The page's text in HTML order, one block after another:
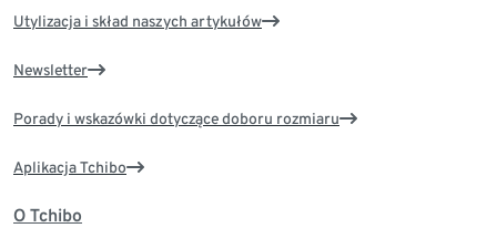
Utylizacja i skład naszych artykułów
Newsletter
Porady i wskazówki dotyczące doboru rozmiaru
Aplikacja Tchibo
O Tchibo